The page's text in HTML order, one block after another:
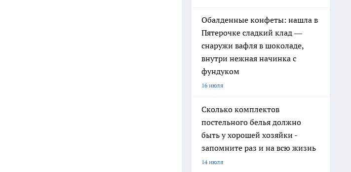
Обалденные конфеты: нашла в
Пятерочке сладкий клад —
снаружи вафля в шоколаде,
внутри нежная начинка с
фундуком
16 июля
Сколько комплектов
постельного белья должно
быть у хорошей хозяйки -
запомните раз и на всю жизнь
14 июля